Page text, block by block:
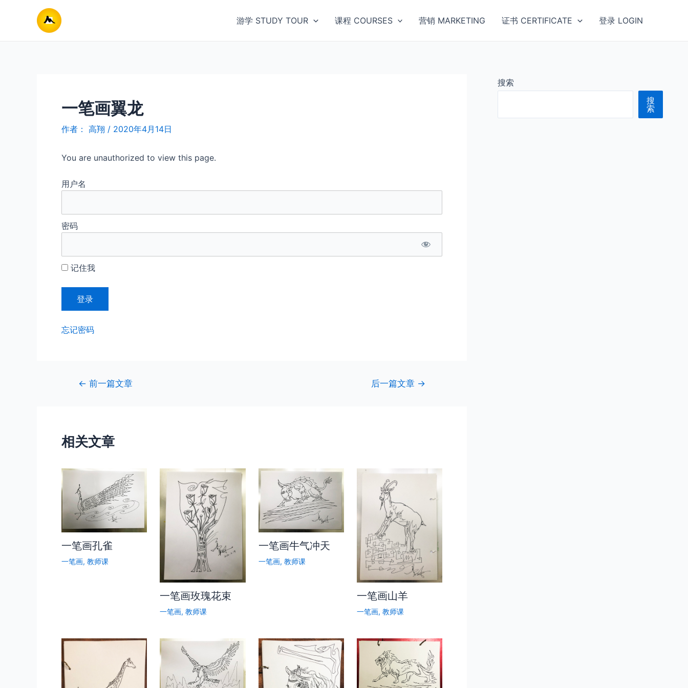
游学 STUDY TOUR 课程 COURSES 营销 MARKETING 证书 CERTIFICATE 登录 LOGIN
一笔画翼龙
作者： 高翔 / 2020年4月14日
You are unauthorized to view this page.
用户名
密码
记住我
忘记密码
← 前一篇文章 后一篇文章 →
相关文章
一笔画孔雀
一笔画, 教师课
一笔画玫瑰花束
一笔画,教师课
一笔画牛气冲天
一笔画, 教师课
一笔画山羊
一笔画, 教师课
搜索
搜
索